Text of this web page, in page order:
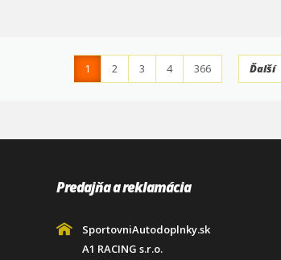
1 2 3 4 366 Ďalší
Predajňa a reklamácia
SportovniAutodoplnky.sk
A1 RACING s.r.o.